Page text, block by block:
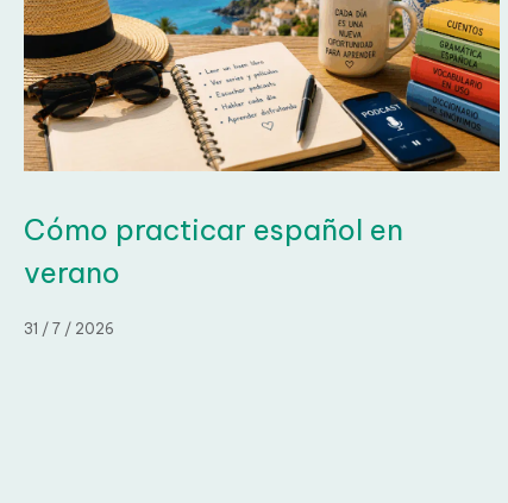
Cómo practicar español en
verano